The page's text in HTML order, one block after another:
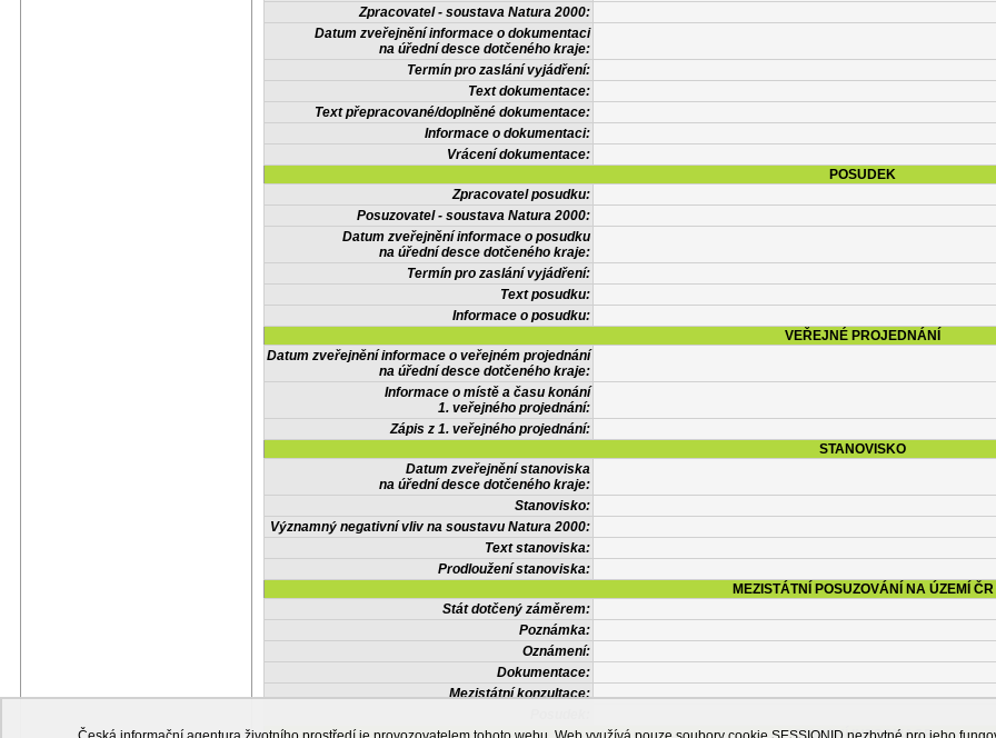
Zpracovatel - soustava Natura 2000:
Datum zveřejnění informace o dokumentaci
na úřední desce dotčeného kraje:
Termín pro zaslání vyjádření:
Text dokumentace:
Text přepracované/doplněné dokumentace:
Informace o dokumentaci:
Vrácení dokumentace:
POSUDEK
Zpracovatel posudku:
Posuzovatel - soustava Natura 2000:
Datum zveřejnění informace o posudku
na úřední desce dotčeného kraje:
Termín pro zaslání vyjádření:
Text posudku:
Informace o posudku:
VEŘEJNÉ PROJEDNÁNÍ
Datum zveřejnění informace o veřejném projednání
na úřední desce dotčeného kraje:
Informace o místě a času konání
1. veřejného projednání:
Zápis z 1. veřejného projednání:
STANOVISKO
Datum zveřejnění stanoviska
na úřední desce dotčeného kraje:
Stanovisko:
Významný negativní vliv na soustavu Natura 2000:
Text stanoviska:
Prodloužení stanoviska:
MEZISTÁTNÍ POSUZOVÁNÍ NA ÚZEMÍ ČR
Stát dotčený záměrem:
Poznámka:
Oznámení:
Dokumentace:
Mezistátní konzultace:
OSTATNÍ INFORMACE